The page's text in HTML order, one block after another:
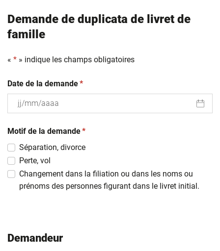
Demande de duplicata de livret de
famille
« * » indique les champs obligatoires
Date de la demande(obligatoire)
*
slash
MM
slash
AAAA
Motif de la demande(obligatoire)
*
Séparation, divorce
Perte, vol
Changement dans la filiation ou dans les noms ou
prénoms des personnes figurant dans le livret initial.
Demandeur